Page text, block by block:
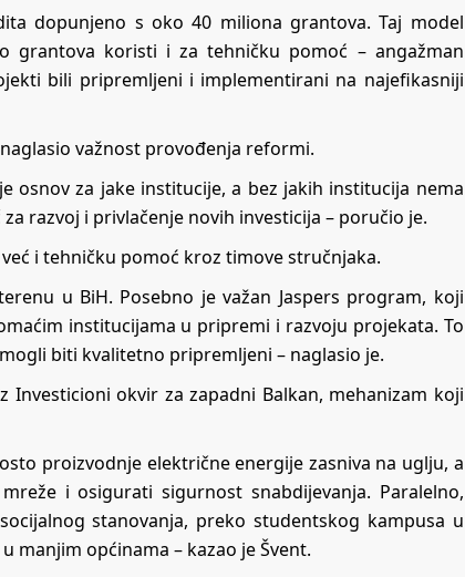
dopunjeno s oko 40 miliona grantova. Taj model
grantova koristi i za tehničku pomoć – angažman
bili pripremljeni i implementirani na najefikasniji
važnost provođenja reformi.
osnov za jake institucije, a bez jakih institucija nema
razvoj i privlačenje novih investicija – poručio je.
i tehničku pomoć kroz timove stručnjaka.
u BiH. Posebno je važan Jaspers program, koji
institucijama u pripremi i razvoju projekata. To
biti kvalitetno pripremljeni – naglasio je.
okvir za zapadni Balkan, mehanizam koji
proizvodnje električne energije zasniva na uglju, a
i osigurati sigurnost snabdijevanja. Paralelno,
stanovanja, preko studentskog kampusa u
manjim općinama – kazao je Švent.